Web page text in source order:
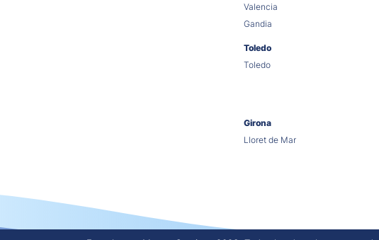
Valencia
Gandia
Toledo
Toledo
Girona
Lloret de Mar